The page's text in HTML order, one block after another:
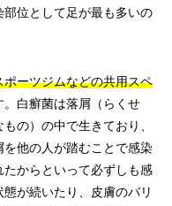
位として足が最も多いの
ポーツジムなどの共用スペ
。白癬菌は落屑（らくせ
の）の中で生きており、
他の人が踏むことで感染
からといって必ずしも感
が続いたり、皮膚のバリ